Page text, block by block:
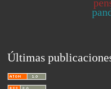
Últimas